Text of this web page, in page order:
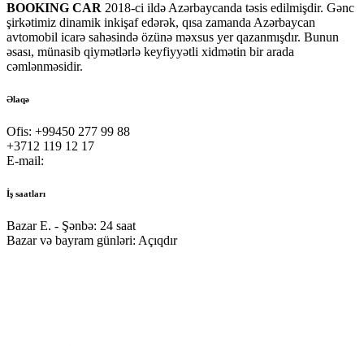
BOOKING CAR 2018-ci ildə Azərbaycanda təsis edilmişdir. Gənc
şirkətimiz dinamik inkişaf edərək, qısa zamanda Azərbaycan
avtomobil icarə sahəsində özünə məxsus yer qazanmışdır. Bunun
əsası, münasib qiymətlərlə keyfiyyətli xidmətin bir arada
cəmlənməsidir.
Əlaqə
Ofis: +99450 277 99 88
+3712 119 12 17
E-mail:
İş saatları
Bazar E. - Şənbə: 24 saat
Bazar və bayram günləri: Açıqdır